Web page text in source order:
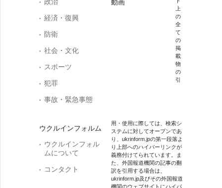
政治
経済・復興
防衛
社会・文化
スポーツ
犯罪
事故・緊急事態
ウクルインフォルム
ウクルインフォル
ムについて
コンタクト
動画
上
の
全
て
の
掲
載
物
の
引
用・使用に際しては、検索シ
ステムに対してオープンであ
り、ukrinform.jpの第一段落よ
り上部へのハイパーリンクが
義務付けてられています。ま
た、外国報道機関の記事の翻
訳を引用する場合は、
ukrinform.jp及びその外国報道
機関のウェブサイトにハイパ